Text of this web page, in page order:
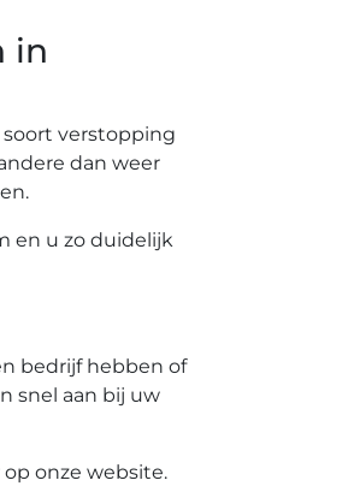
in
soort verstopping
dan weer
en u zo duidelijk
bedrijf hebben of
snel aan bij uw
onze website.